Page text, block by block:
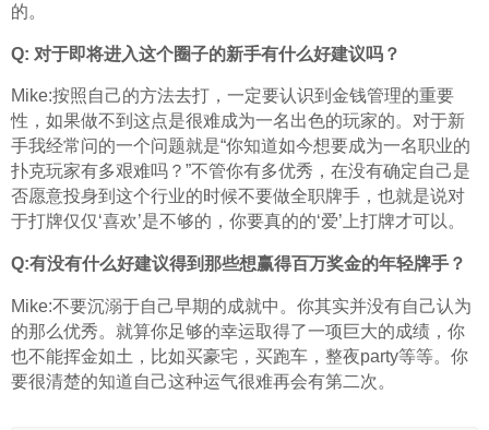
的。
Q: 对于即将进入这个圈子的新手有什么好建议吗？
Mike:按照自己的方法去打，一定要认识到金钱管理的重要
性，如果做不到这点是很难成为一名出色的玩家的。对于新
手我经常问的一个问题就是“你知道如今想要成为一名职业的
扑克玩家有多艰难吗？”不管你有多优秀，在没有确定自己是
否愿意投身到这个行业的时候不要做全职牌手，也就是说对
于打牌仅仅‘喜欢’是不够的，你要真的的‘爱’上打牌才可以。
Q:有没有什么好建议得到那些想赢得百万奖金的年轻牌手？
Mike:不要沉溺于自己早期的成就中。你其实并没有自己认为
的那么优秀。就算你足够的幸运取得了一项巨大的成绩，你
也不能挥金如土，比如买豪宅，买跑车，整夜party等等。你
要很清楚的知道自己这种运气很难再会有第二次。